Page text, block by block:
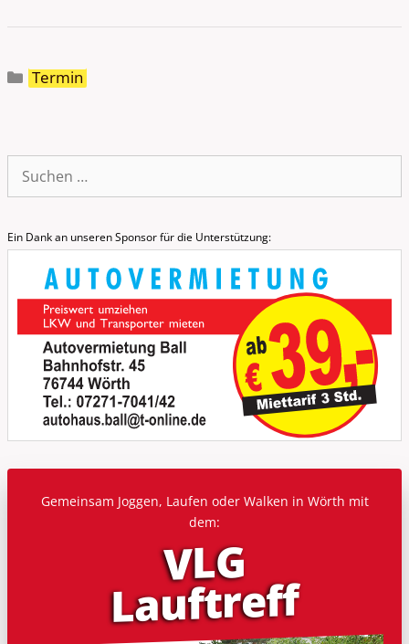
Kategorien
Termin
Suche
nach:
Ein Dank an unseren Sponsor für die Unterstützung:
Gemeinsam Joggen, Laufen oder Walken in Wörth mit
dem:
VLG
Lauf­treff